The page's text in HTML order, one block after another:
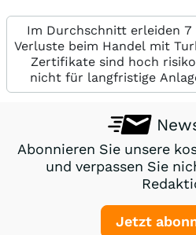
Im Durchschnitt erleiden 7
Verluste beim Handel mit
Zertifikate sind hoch
nicht für langfristige
Abonnieren Sie unsere
und verpassen Sie
Jetzt